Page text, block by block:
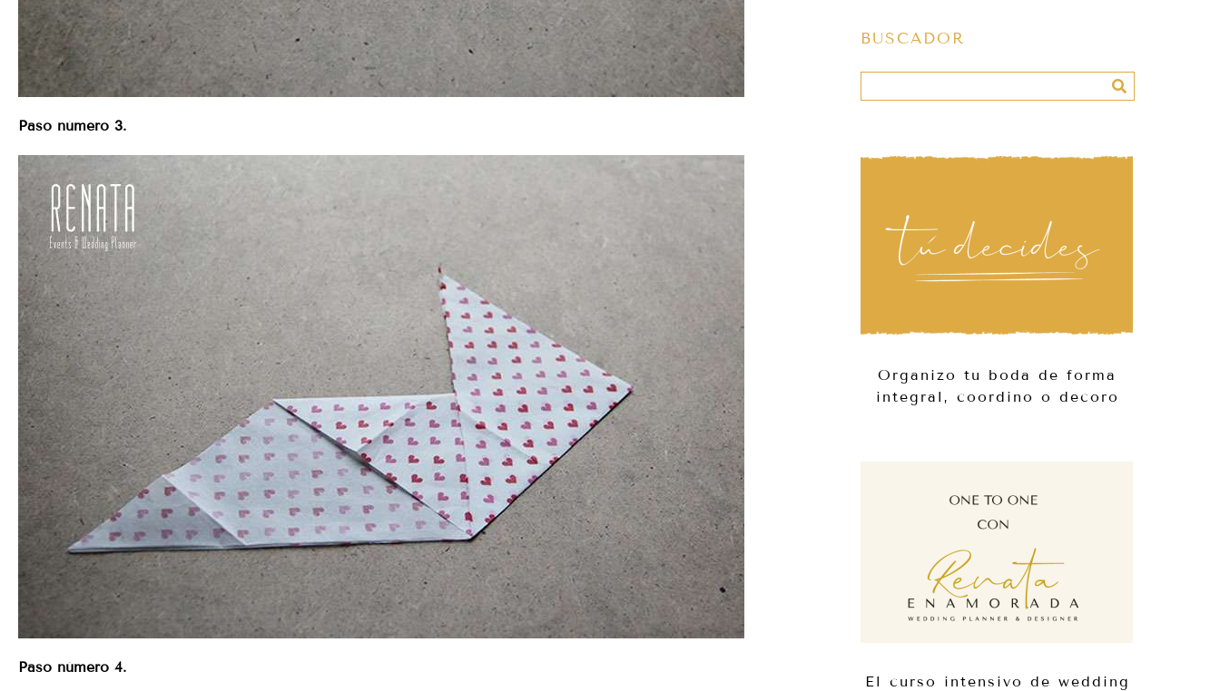
Paso número 3.
Paso número 4.
BUSCADOR
Organizo tu boda de forma
integral, coordino o decoro
El curso intensivo de wedding